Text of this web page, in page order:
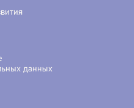
данных